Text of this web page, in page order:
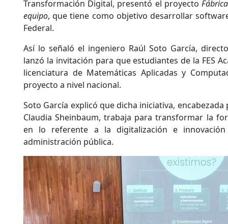
Transformación Digital, presentó el proyecto
equipo, que tiene como objetivo desarrollar
Federal.
Así lo señaló el ingeniero Raúl Soto García,
lanzó la invitación para que estudiantes de la FES
licenciatura de Matemáticas Aplicadas y
proyecto a nivel nacional.
Soto García explicó que dicha iniciativa,
Claudia Sheinbaum, trabaja para transformar la
en lo referente a la digitalización e
administración pública.